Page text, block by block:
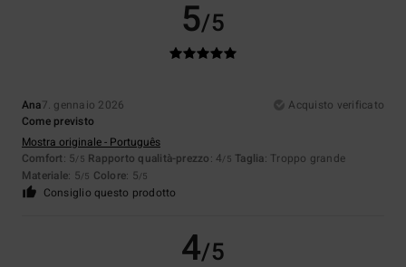
5/5
Ana7. gennaio 2026
Acquisto verificato
Come previsto
Mostra originale - Português
Comfort: 5/5 Rapporto qualità-prezzo: 4/5 Taglia: Troppo grande
Materiale: 5/5 Colore: 5/5
Consiglio questo prodotto
4/5